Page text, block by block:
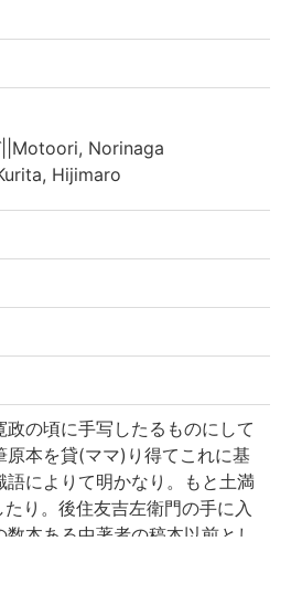
||Motoori, Norinaga
Hijimaro
の頃に手写したるものにして
本を貸(ママ)り得てこれに基
によりて明かなり。もと土満
り。後住友吉左衛門の手に入
本ある中著者の稿本以前とし